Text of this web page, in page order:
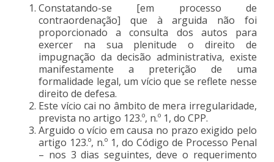
Constatando-se [em processo de
contraordenação] que à arguida não foi
proporcionado a consulta dos autos para
exercer na sua plenitude o direito de
impugnação da decisão administrativa, existe
manifestamente a preterição de uma
formalidade legal, um vício que se reflete nesse
direito de defesa.
Este vício cai no âmbito de mera irregularidade,
prevista no artigo 123.º, n.º 1, do CPP.
Arguido o vício em causa no prazo exigido pelo
artigo 123.º, n.º 1, do Código de Processo Penal
– nos 3 dias seguintes, deve o requerimento